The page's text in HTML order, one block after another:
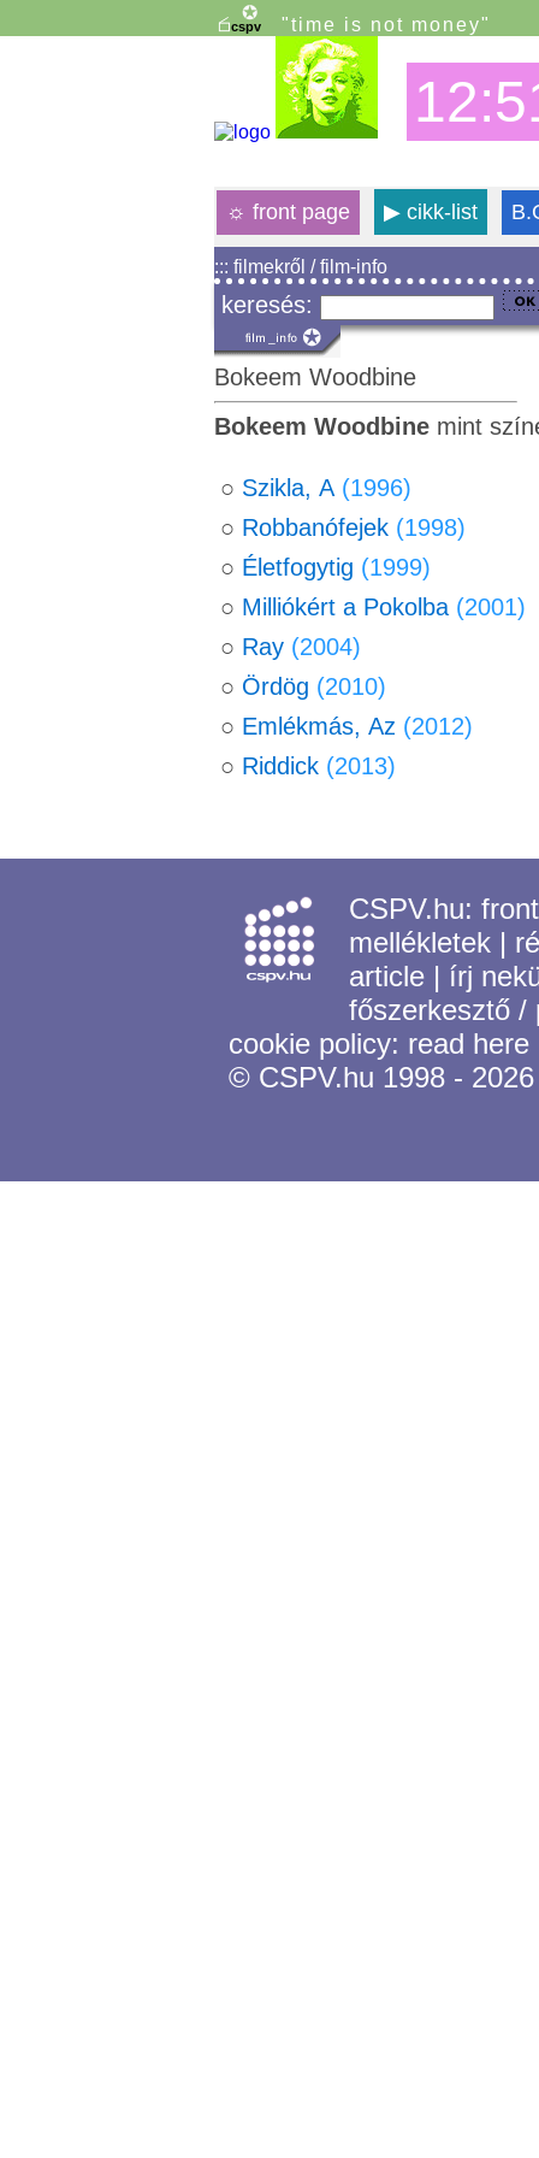
"time is not money"
☼ front page ▶cikk-list
::: filmekről / film-info
keresés:
Bokeem Woodbine
Bokeem Woodbinemint
○ Szikla, A (1996)
○ Robbanófejek (1998)
○ Életfogytig (1999)
○ Milliókért a Pokolba (2001)
○ Ray (2004)
○ Ördög (2010)
○ Emlékmás, Az (2012)
○ Riddick (2013)
CSPV.hu:
mellékletek |
article | írj
főszerkesztő
cookie policy: read here
© CSPV.hu 1998 - 2026